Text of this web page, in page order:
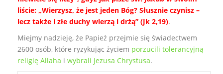
liście: „Wierzysz, że jest jeden Bóg? Słusznie czynisz –
lecz także i złe duchy wierzą i drżą” (Jk 2,19).
Miejmy nadzieję, że Papież przejmie się świadectwem
2600 osób, które ryzykując życiem porzucili tolerancyjną
religię Allaha i wybrali Jezusa Chrystusa.